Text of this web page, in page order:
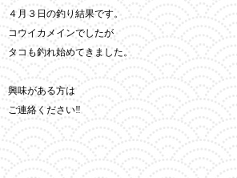
４月３日の釣り結果です。
コウイカメインでしたが
タコも釣れ始めてきました。
興味がある方は
ご連絡ください‼︎